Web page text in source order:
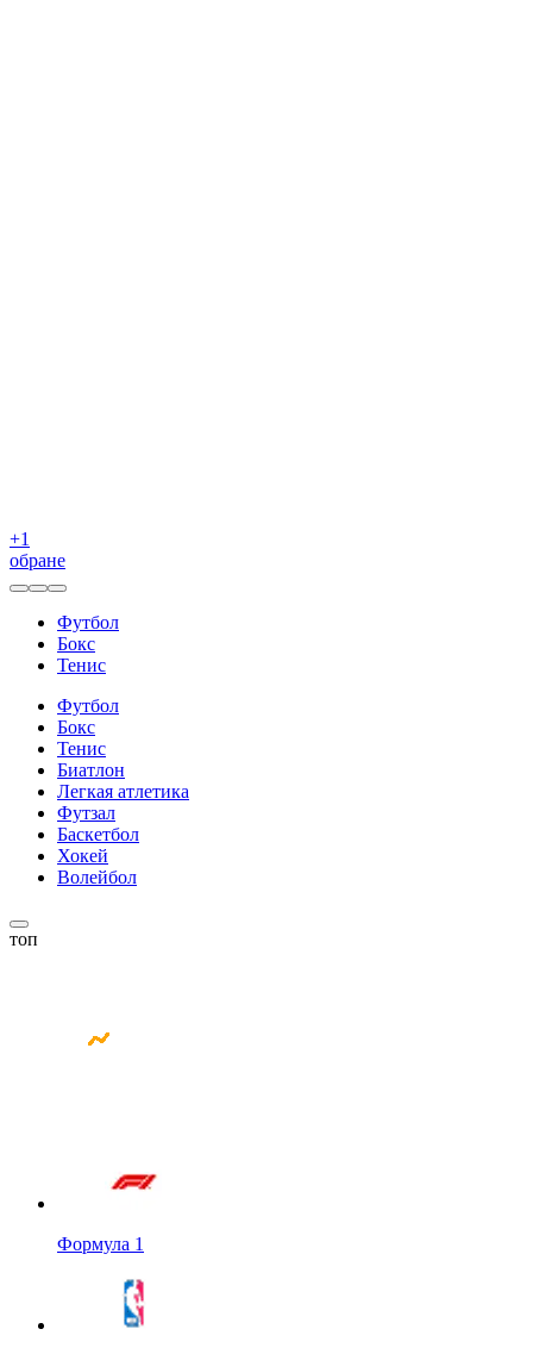
+1
обране
Футбол
Бокс
Тенис
Футбол
Бокс
Тенис
Биатлон
Легкая атлетика
Футзал
Баскетбол
Хокей
Волейбол
топ
Формула 1